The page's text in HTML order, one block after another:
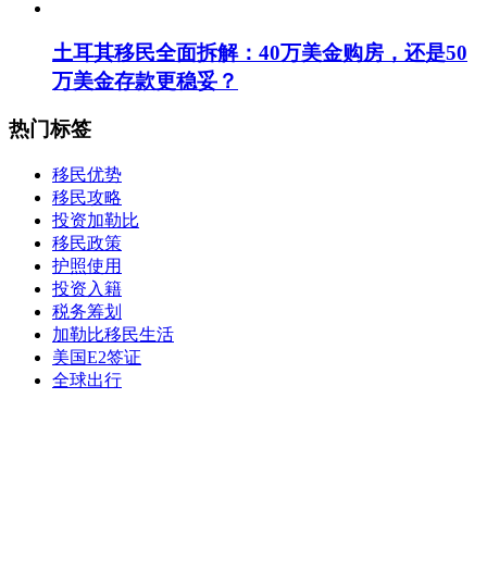
土耳其移民全面拆解：40万美金购房，还是50
万美金存款更稳妥？
热门标签
移民优势
移民攻略
投资加勒比
移民政策
护照使用
投资入籍
税务筹划
加勒比移民生活
美国E2签证
全球出行